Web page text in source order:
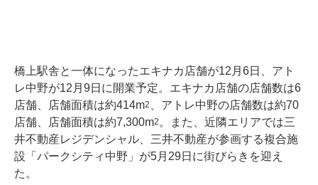
橋上駅舎と一体になったエキナカ店舗が12月6日、アト
レ中野が12月9日に開業予定。エキナカ店舗の店舗数は6
店舗、店舗面積は約414m2
、アトレ中野の店舗数は約70
店舗、店舗面積は約7,300m2 。また、近隣エリアでは三
井不動産レジデンシャル、三井不動産が参画する複合施
設「パークシティ中野」が5月29日に街びらきを迎え
た。